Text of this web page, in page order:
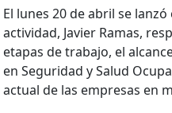
El lunes 20 de abril se
actividad, Javier Ramas,
etapas de trabajo, el
en Seguridad y Salud
actual de las empresas en